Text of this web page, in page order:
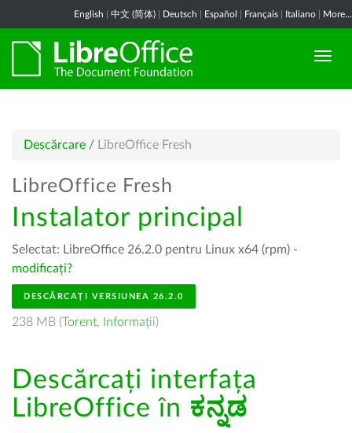
English 中文 (简体) Deutsch Español Français Italiano More...
Descărcare / LibreOffice Fresh
LibreOffice Fresh
Instalator principal
Selectat: LibreOffice 26.2.0 pentru Linux x64 (rpm) -
modificați?
DESCĂRCAȚI VERSIUNEA 26.2.0
238 MB (Torent, Informații)
Descărcați interfața
LibreOffice în ಕನ್ನಡ